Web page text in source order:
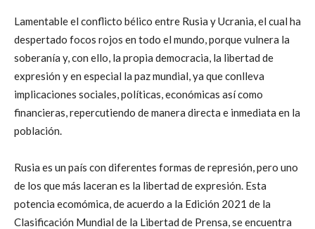
Lamentable el conflicto bélico entre Rusia y Ucrania, el cual ha
despertado focos rojos en todo el mundo, porque vulnera la
soberanía y, con ello, la propia democracia, la libertad de
expresión y en especial la paz mundial, ya que conlleva
implicaciones sociales, políticas, económicas así como
financieras, repercutiendo de manera directa e inmediata en la
población.
Rusia es un país con diferentes formas de represión, pero uno
de los que más laceran es la libertad de expresión. Esta
potencia ecomómica, de acuerdo a la Edición 2021 de la
Clasificación Mundial de la Libertad de Prensa, se encuentra